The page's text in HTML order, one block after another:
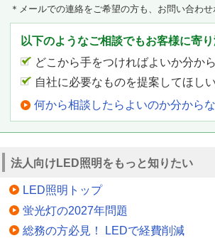
＊メールでの連絡をご希望の方も、お問い合わせ
以下のようなご相談でもお客様に寄
どこから手をつければよいか分か
自社に必要なものを提案してほしい
何から相談したらよいのか分から
法人向けLED照明をもっと知りたい
LED照明トップ
蛍光灯の2027年問題
総務の方必見！ LEDで経費削減